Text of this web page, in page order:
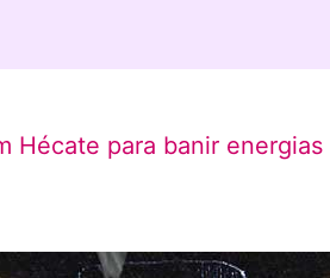
Hécate para banir energias